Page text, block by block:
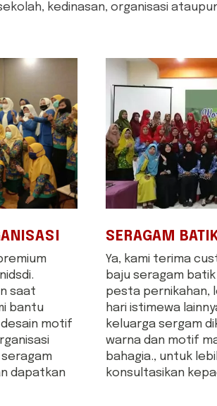
kedinasan, organisasi
saat
bantu
motif
dapatkan
SERAGAM
Ya, kami terima
baju seragam
pesta pernikahan,
hari istimewa
keluarga sergam
warna dan motif
bahagia., untuk
konsultasikan